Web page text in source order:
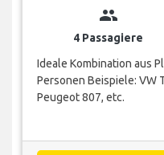
group
4 Passagiere
Ideale Kombination aus
Personen Beispiele: VW
Peugeot 807, etc.